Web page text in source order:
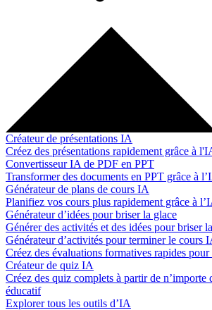
Créateur de présentations IA
Créez des présentations rapidement grâce à
Convertisseur IA de PDF en PPT
Transformer des documents en PPT grâce à
Générateur de plans de cours IA
Planifiez vos cours plus rapidement grâce à
Générateur d’idées pour briser la glace
Générer des activités et des idées pour briser
Générateur d’activités pour terminer le cours
Créez des évaluations formatives rapides pour
Créateur de quiz IA
Créez des quiz complets à partir de n’importe
éducatif
Explorer tous les outils d’IA